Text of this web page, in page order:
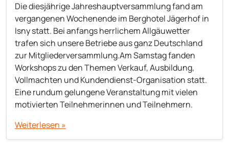
Die diesjährige Jahreshauptversammlung fand am
vergangenen Wochenende im Berghotel Jägerhof in
Isny statt. Bei anfangs herrlichem Allgäuwetter
trafen sich unsere Betriebe aus ganz Deutschland
zur Mitgliederversammlung.Am Samstag fanden
Workshops zu den Themen Verkauf, Ausbildung,
Vollmachten und Kundendienst-Organisation statt.
Eine rundum gelungene Veranstaltung mit vielen
motivierten Teilnehmerinnen und Teilnehmern.
Weiterlesen »